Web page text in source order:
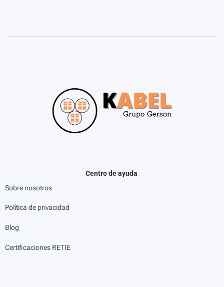
Centro de ayuda
Sobre nosotros
Política de privacidad
Blog
Certificaciones RETIE